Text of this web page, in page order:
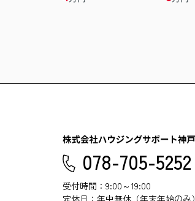
078-705-5252
受付時間：9:00～19:00
定休日：年中無休（年末年始のみ）